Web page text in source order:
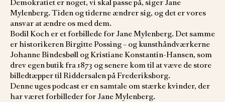
Demokratiet er noget, vi skal passe på, siger Jane
Mylenberg. Tiden og tiderne ændrer sig, og det er vores
ansvar at ændre os med dem.
Bodil Koch er et forbillede for Jane Mylenberg. Det samme
er historikeren Birgitte Possing – og kunsthåndværkerne
Johanne Bindesbøll og Kristiane Konstantin-Hansen, som
drev egen butik fra 1873 og senere kom til at væve de store
billedtæpper til Riddersalen på Frederiksborg.
Denne uges podcast er en samtale om stærke kvinder, der
har været forbilleder for Jane Mylenberg.